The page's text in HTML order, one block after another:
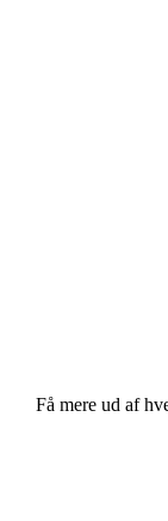
Få mere ud af